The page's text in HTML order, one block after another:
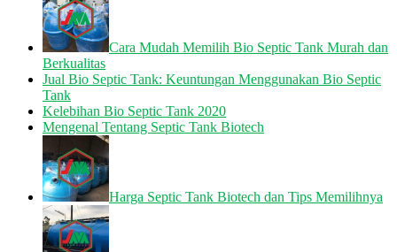
Cara Mudah Memilih Bio Septic Tank Murah dan
Berkualitas
Jual Bio Septic Tank: Keuntungan Menggunakan Bio Septic
Tank
Kelebihan Bio Septic Tank 2020
Mengenal Tentang Septic Tank Biotech
Harga Septic Tank Biotech dan Tips Memilihnya